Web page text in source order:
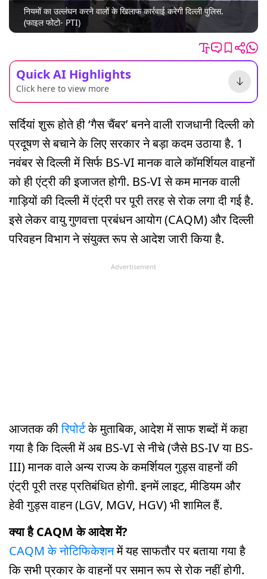
नियमों का उल्लंघन करने वालों के खिलाफ कार्रवाई करेगी दिल्ली पुलिस.
(फाइल फोटो- PTI)
Quick AI Highlights
Click here to view more
सर्दियां शुरू होते ही ‘गैस चैंबर’ बनने वाली राजधानी दिल्ली को
प्रदूषण से बचाने के लिए सरकार ने बड़ा कदम उठाया है. 1
नवंबर से दिल्ली में सिर्फ BS-VI मानक वाले कॉमर्शियल वाहनों
को ही एंट्री की इजाजत होगी. BS-VI से कम मानक वाली
गाड़ियों की दिल्ली में एंट्री पर पूरी तरह से रोक लगा दी गई है.
इसे लेकर वायु गुणवत्ता प्रबंधन आयोग (CAQM) और दिल्ली
परिवहन विभाग ने संयुक्त रूप से आदेश जारी किया है.
Advertisement
आजतक कीरिपोर्टके मुताबिक, आदेश में साफ शब्दों में कहा
गया है कि दिल्ली में अब BS-VI से नीचे (जैसे BS-IV या BS-
III) मानक वाले अन्य राज्य के कमर्शियल गुड्स वाहनों की
एंट्री पूरी तरह प्रतिबंधित होगी. इनमें लाइट, मीडियम और
हेवी गुड्स वाहन (LGV, MGV, HGV) भी शामिल हैं.
क्या है CAQM के आदेश में?
CAQM के नोटिफिकेशनमें यह साफतौर पर बताया गया है
कि सभी प्रकार के वाहनों पर समान रूप से रोक नहीं होगी.